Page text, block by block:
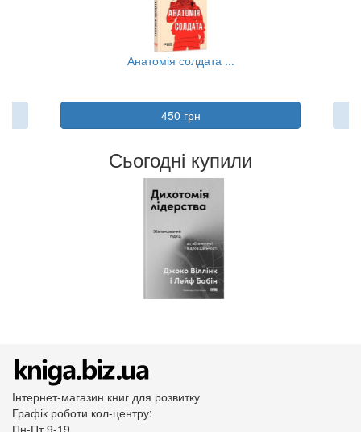
Анатомія солдата ...
450 грн
Сьогодні купили
Інтернет-магазин книг для розвитку
Графік роботи кол-центру:
Пн-Пт 9-19